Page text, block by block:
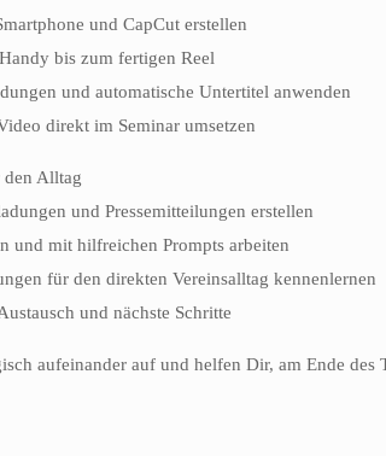
und CapCut erstellen
bis zum fertigen Reel
und automatische Untertitel anwenden
direkt im Seminar umsetzen
Alltag
und Pressemitteilungen erstellen
und mit hilfreichen Prompts arbeiten
für den direkten Vereinsalltag kennenlernen
und nächste Schritte
aufeinander auf und helfen Dir, am Ende